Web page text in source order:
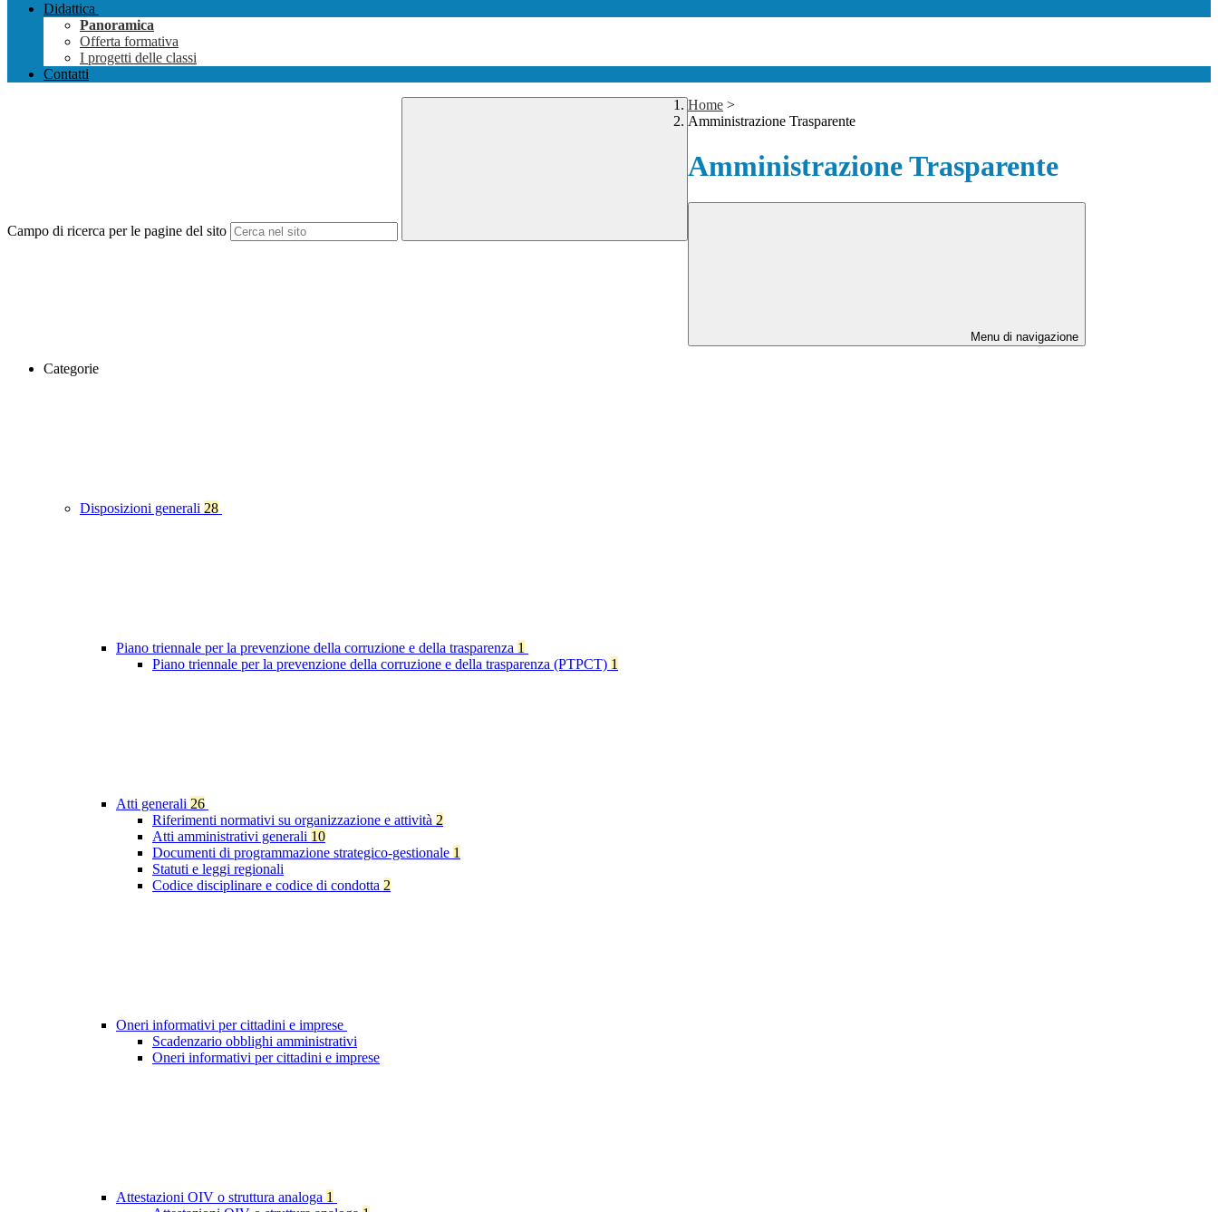
Didattica
Panoramica
Offerta formativa
I progetti delle classi
Contatti
Campo di ricerca per le pagine del sito
Home >
Amministrazione Trasparente
Amministrazione Trasparente
Menu di navigazione
Categorie
Disposizioni generali 28
Piano triennale per la prevenzione della corruzione e della trasparenza 1
Piano triennale per la prevenzione della corruzione e della trasparenza (PTPCT) 1
Atti generali 26
Riferimenti normativi su organizzazione e attività 2
Atti amministrativi generali 10
Documenti di programmazione strategico-gestionale 1
Statuti e leggi regionali
Codice disciplinare e codice di condotta 2
Oneri informativi per cittadini e imprese
Scadenzario obblighi amministrativi
Oneri informativi per cittadini e imprese
Attestazioni OIV o struttura analoga 1